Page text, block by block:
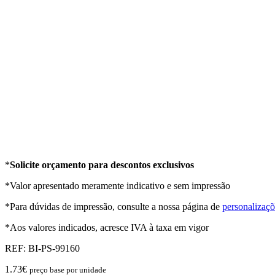
*Solicite orçamento para descontos exclusivos
*Valor apresentado meramente indicativo e sem impressão
*Para dúvidas de impressão, consulte a nossa página de
*Aos valores indicados, acresce IVA à taxa em vigor
REF: BI-PS-99160
1.73€ preço base por unidade